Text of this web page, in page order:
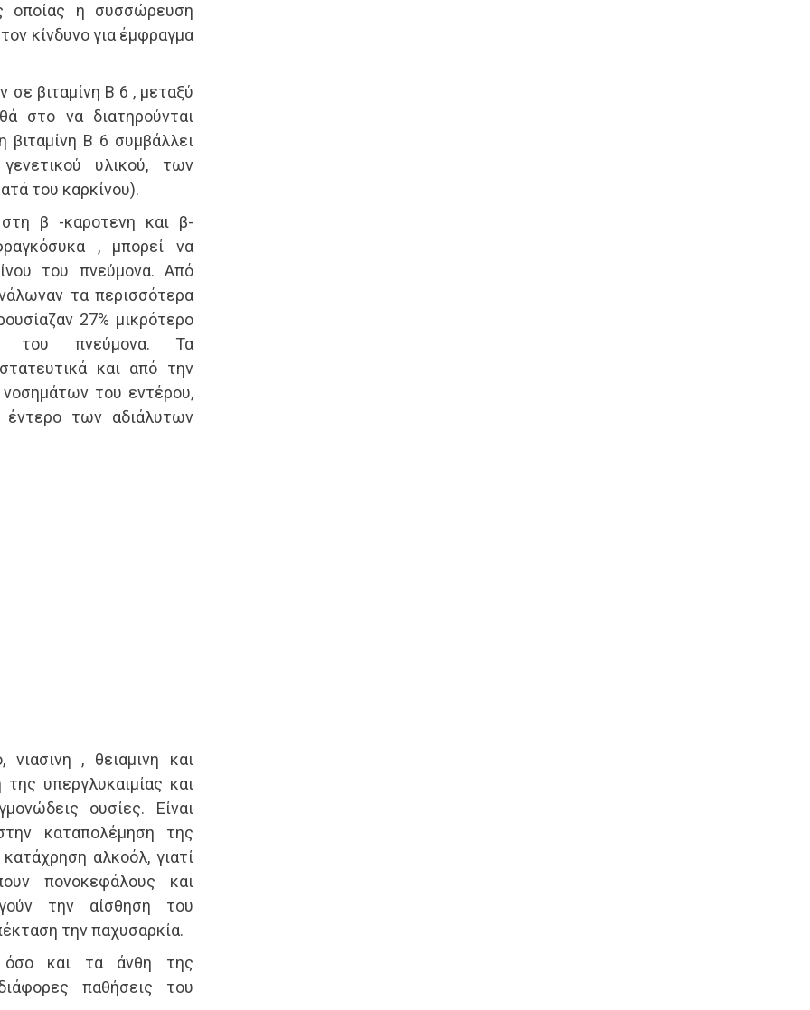
οποίας η συσσώρευση
κίνδυνο για έμφραγμα
βιταμίνη Β 6 , μεταξύ
στο να διατηρούνται
βιταμίνη Β 6 συμβάλλει
υλικού, των
του καρκίνου).
β -καροτενη και β-
, μπορεί να
του πνεύμονα. Από
τα περισσότερα
27% μικρότερο
του πνεύμονα. Τα
και από την
του εντέρου,
των αδιάλυτων
, θειαμινη και
υπεργλυκαιμίας και
ουσίες. Είναι
καταπολέμηση της
αλκοόλ, γιατί
πονοκεφάλους και
την αίσθηση του
την παχυσαρκία.
όσο και τα άνθη της
παθήσεις του